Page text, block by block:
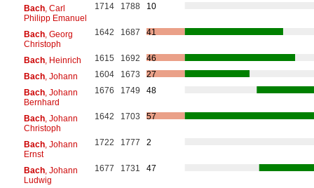
Bach, Carl
Philipp Emanuel
1714 1788 10
Bach, Georg
Christoph
1642 1687 41
Bach, Heinrich 1615 1692
46
Bach, Johann 1604 1673
27
Bach, Johann
Bernhard
1676 1749 48
Bach, Johann
Christoph
1642 1703 57
Bach, Johann
Ernst
1722 1777 2
Bach, Johann
Ludwig
1677 1731 47